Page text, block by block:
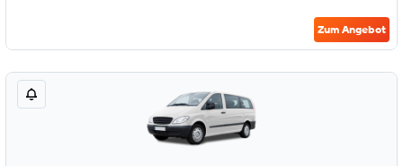
Zum Angebot